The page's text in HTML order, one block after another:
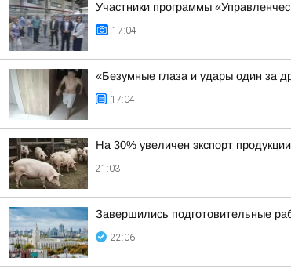
Участники программы
17:04
«Безумные глаза и удары один за
17:04
На 30% увеличен экспорт
21:03
Завершились подготовительные
22:06